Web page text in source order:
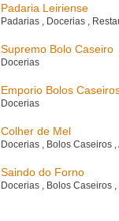
Padaria Leiriense
Padarias , Docerias ,
Supremo Bolo Caseiro
Docerias
Emporio Bolos
Docerias
Colher de Mel
Docerias , Bolos Caseiros ,
Saindo do Forno
Docerias , Bolos Caseiros ,